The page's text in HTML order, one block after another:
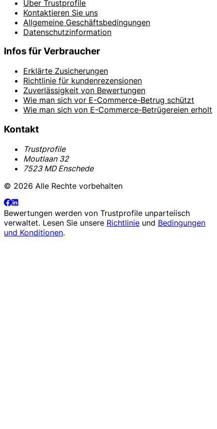
Über Trustprofile
Kontaktieren Sie uns
Allgemeine Geschäftsbedingungen
Datenschutzinformation
Infos für Verbraucher
Erklärte Zusicherungen
Richtlinie für kundenrezensionen
Zuverlässigkeit von Bewertungen
Wie man sich vor E-Commerce-Betrug schützt
Wie man sich von E-Commerce-Betrügereien erholt
Kontakt
Trustprofile
Moutlaan 32
7523 MD Enschede
© 2026 Alle Rechte vorbehalten
Bewertungen werden von Trustprofile unparteiisch
verwaltet. Lesen Sie unsere Richtlinie und Bedingungen
und Konditionen.